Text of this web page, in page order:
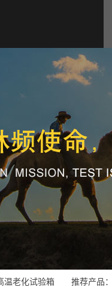
温老化试验箱 推荐产品：